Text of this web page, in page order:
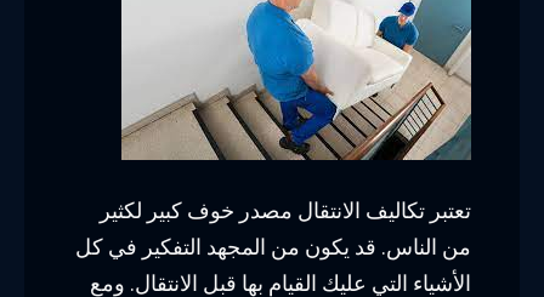
تعتبر تكاليف الانتقال مصدر خوف كبير لكثير
من الناس. قد يكون من المجهد التفكير في كل
الأشياء التي عليك القيام بها قبل الانتقال. ومع